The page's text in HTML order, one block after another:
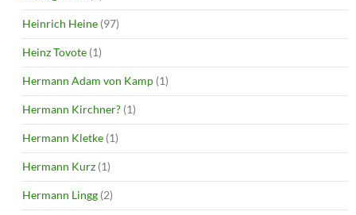
Heinrich Heine (97)
Heinz Tovote (1)
Hermann Adam von Kamp (1)
Hermann Kirchner? (1)
Hermann Kletke (1)
Hermann Kurz (1)
Hermann Lingg (2)